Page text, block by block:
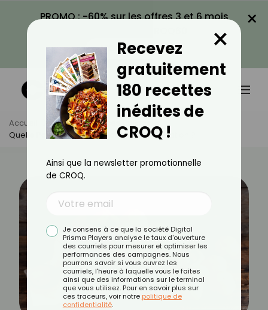
PROMO : -60% sur les offres 3 et 6 mois
VOIR LA PROMO
×
Accueil Actus
Astuces Culinaires
Quelle Pomme De Terre Pour Quelle Utilisation ?
Recevez
gratuitement
180 recettes
inédites de
CROQ !
×
Ainsi que la newsletter promotionnelle
de CROQ.
Je consens à ce que la société Digital
Prisma Players analyse le taux d'ouverture
des courriels pour mesurer et optimiser les
performances des campagnes. Nous
pourrons savoir si vous ouvrez les
courriels, l'heure à laquelle vous le faites
ainsi que des informations sur le terminal
que vous utilisez. Pour en savoir plus sur
ces traceurs, voir notre politique de
confidentialité.